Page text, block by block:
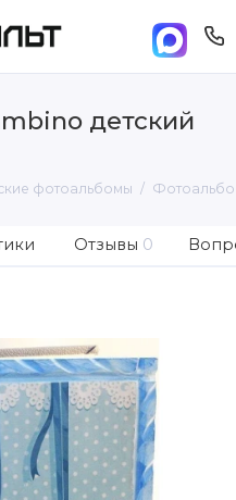
детский
фотоальбомы
Отзывы 0